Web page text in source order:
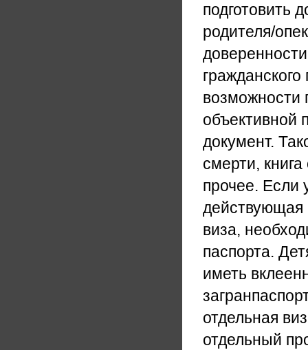
подготовить
родителя/
возможности
объективной
документ.
смерти,
прочее. Если
действующая
виза,
паспорта.
иметь
отдельная
отдельный